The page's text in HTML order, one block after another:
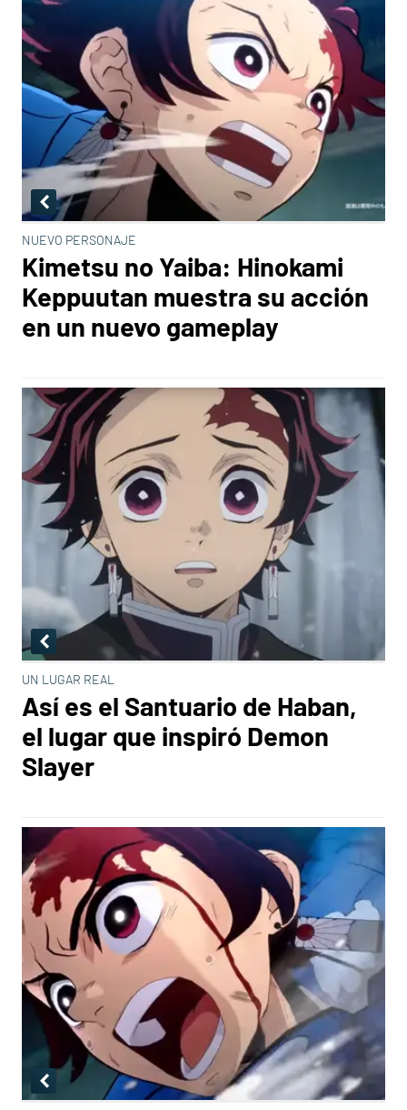
NUEVO PERSONAJE
Kimetsu no Yaiba: Hinokami
Keppuutan muestra su acción
en un nuevo gameplay
UN LUGAR REAL
Así es el Santuario de Haban,
el lugar que inspiró Demon
Slayer